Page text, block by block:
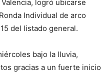
logró ubicarse
Individual de arco
del listado general.
bajo la lluvia,
gracias a un fuerte inicio